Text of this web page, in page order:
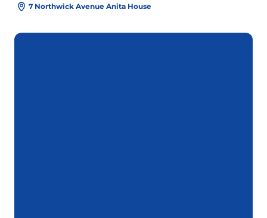
7 Northwick Avenue Anita House